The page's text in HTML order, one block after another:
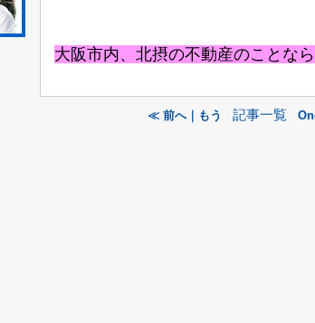
大阪市内、北摂の不動産のことな
≪ 前へ｜もう 記事一覧